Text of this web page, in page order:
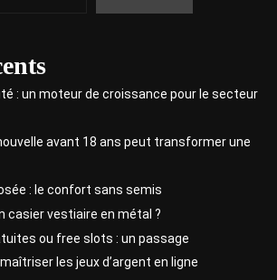
: un moteur de croissance pour le secteur
avant 18 ans peut transformer une
: le confort sans semis
casier vestiaire en métal ?
ou free slots : un passage
les jeux d’argent en ligne